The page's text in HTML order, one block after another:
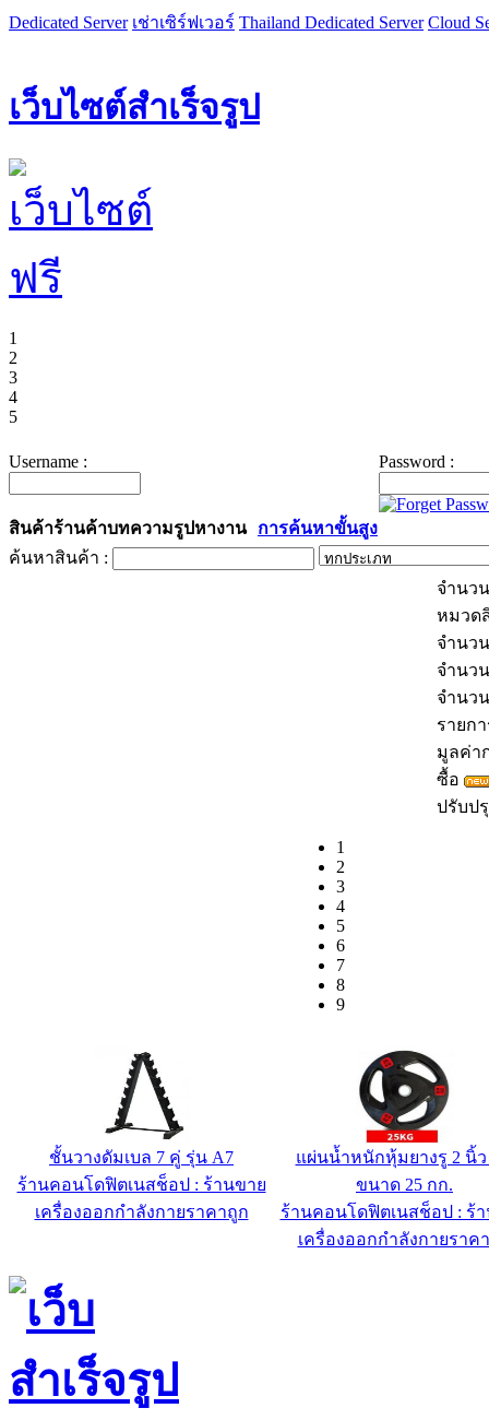
Dedicated Server เช่าเซิร์ฟเวอร์ Thailand Dedicated Server Cloud
เว็บไซต์สำเร็จรูป
1
2
3
5
Password :
จำนว
หมวด
จำนว
จำนว
จำนวน
รายก
มูลค่า
1
2
3
4
5
6
7
โถฉี่สเตนเลสระบบเซ็นเซอร์
ราวบันไดสะพานลอยสแต
ร้านbanjustanless.com